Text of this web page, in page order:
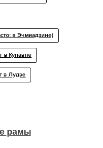
в Эчмиадзине)
в Купавне
в Лудзе
рамы